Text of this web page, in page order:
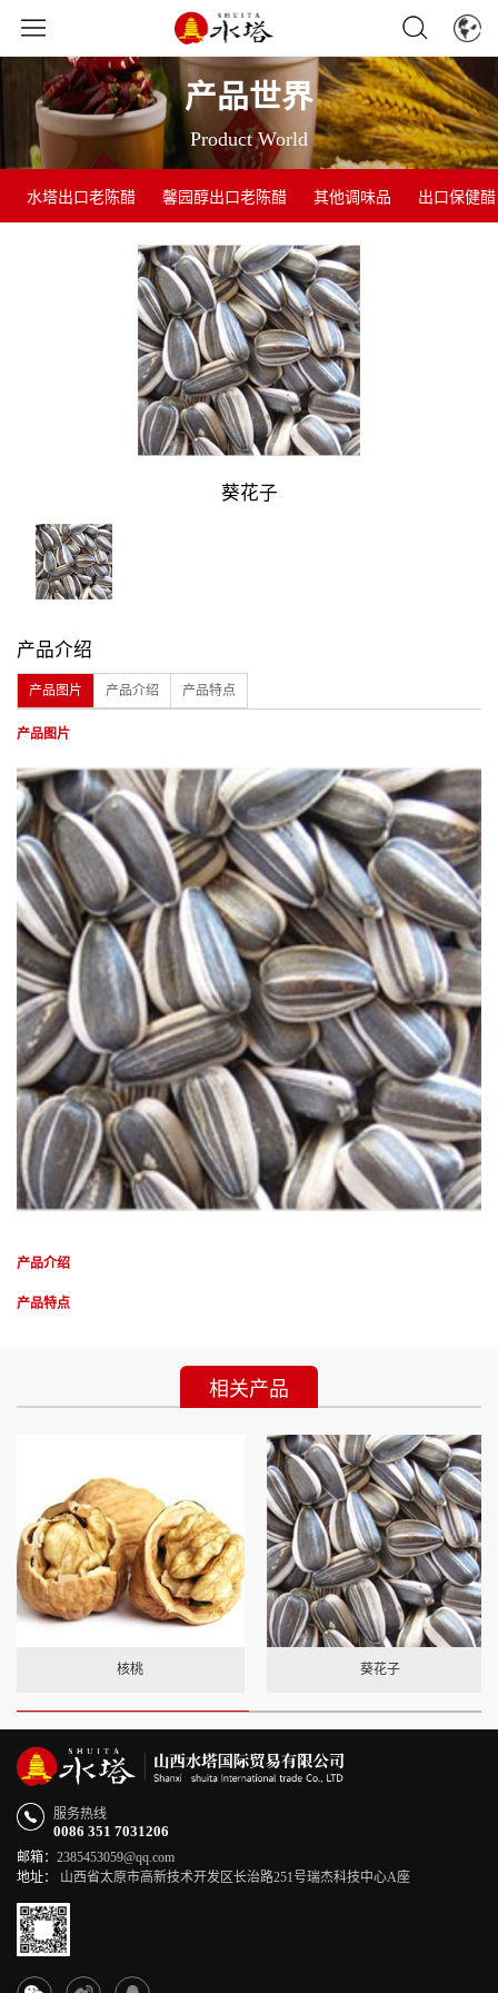
产品世界
Product World
水塔出口老陈醋 馨园醇出口老陈醋 其他调味品 出口保健醋
葵花子
产品介绍
产品图片 产品介绍 产品特点
产品图片
产品介绍
产品特点
相关产品
核桃 葵花子
服务热线
0086 351 7031206
邮箱： 2385453059@qq.com
地址： 山西省太原市高新技术开发区长治路251号瑞杰科技中心A座